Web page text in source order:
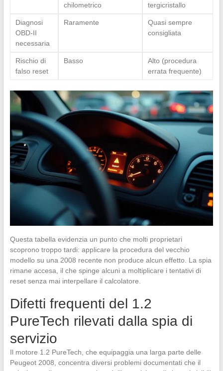
chilometrico
tergicristallo
Diagnosi
OBD-II
necessaria
Raramente
Quasi sempre
consigliata
Rischio di
falso reset
Basso
Alto (procedura
errata frequente)
Questa tabella evidenzia un punto che molti proprietari
scoprono troppo tardi: applicare la procedura del vecchio
modello su una 2008 recente non produce alcun effetto. La spia
rimane accesa, il che spinge alcuni a moltiplicare i tentativi di
reset senza mai interpellare il calcolatore.
Difetti frequenti del 1.2
PureTech rilevati dalla spia di
servizio
Il motore 1.2 PureTech, che equipaggia una larga parte delle
Peugeot 2008, concentra diversi problemi documentati che il